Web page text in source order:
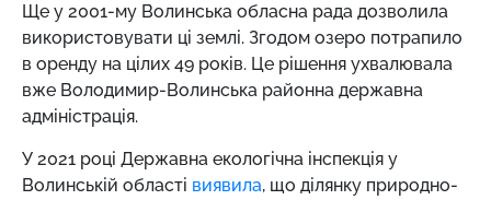
Ще у 2001-му Волинська обласна рада дозволила
використовувати ці землі. Згодом озеро потрапило
в оренду на цілих 49 років. Це рішення ухвалювала
вже Володимир-Волинська районна державна
адміністрація.
У 2021 році Державна екологічна інспекція у
Волинській області виявила, що ділянку природно-